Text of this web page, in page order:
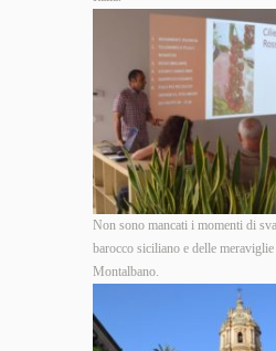
Non sono mancati i momenti di
barocco siciliano e delle
Montalbano.